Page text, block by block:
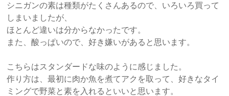
シニガンの素は種類がたくさんあるので、いろいろ買って
しまいましたが、
ほとんど違いは分からなかったです。
また、酸っぱいので、好き嫌いがあると思います。
こちらはスタンダードな味のように感じました。
作り方は、最初に肉か魚を煮てアクを取って、好きなタイ
ミングで野菜と素を入れるといいと思います。